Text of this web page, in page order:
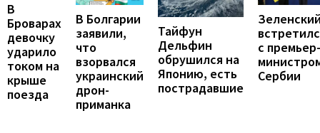
В
Броварах
девочку
ударило
током на
крыше
поезда
В Болгарии
заявили,
что
взорвался
украинский
дрон-
приманка
Тайфун
Дельфин
обрушился на
Японию, есть
пострадавшие
с премьер-
Сербии